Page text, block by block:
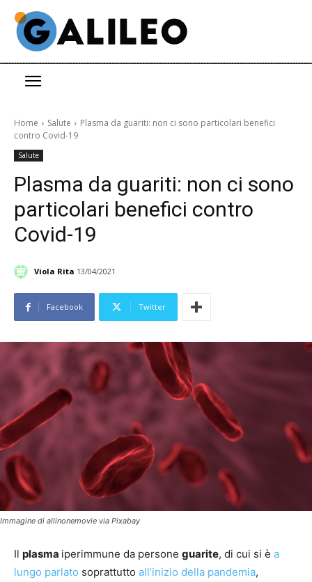
Home Salute
Plasma da guariti: non ci sono particolari benefici
contro Covid-19
Salute
Plasma da guariti: non ci sono
particolari benefici contro
Covid-19
Viola Rita 13/04/2021
Facebook Twitter
Immagine di allinonemovie via Pixabay
Il plasma iperimmune da persone guarite, di cui si è a
lungo parlato soprattutto all’inizio della pandemia,